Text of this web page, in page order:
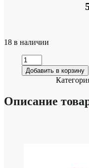
18 в наличии
Добавить в корзину
Описание